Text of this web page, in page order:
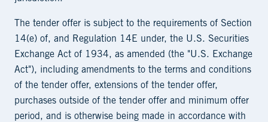
The tender offer is subject to the requirements of Section
14(e) of, and Regulation 14E under, the U.S. Securities
Exchange Act of 1934, as amended (the "U.S. Exchange
Act"), including amendments to the terms and conditions
of the tender offer, extensions of the tender offer,
purchases outside of the tender offer and minimum offer
period, and is otherwise being made in accordance with